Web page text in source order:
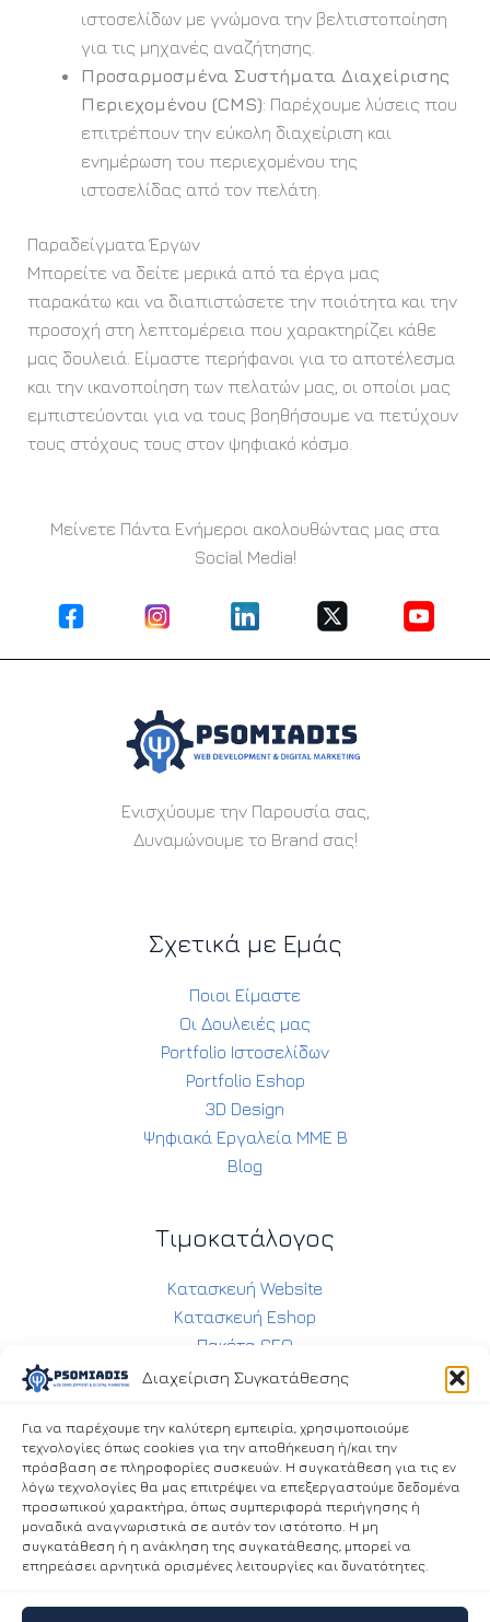
Διαχείριση Συγκατάθεσης
Για να παρέχουμε την καλύτερη εμπειρία, χρησιμοποιούμε
τεχνολογίες όπως cookies για την αποθήκευση ή/και την
πρόσβαση σε πληροφορίες συσκευών. Η συγκατάθεση για τις εν
λόγω τεχνολογίες θα μας επιτρέψει να επεξεργαστούμε δεδομένα
προσωπικού χαρακτήρα, όπως συμπεριφορά περιήγησης ή
μοναδικά αναγνωριστικά σε αυτόν τον ιστότοπο. Η μη
συγκατάθεση ή η ανάκληση της συγκατάθεσης, μπορεί να
επηρεάσει αρνητικά ορισμένες λειτουργίες και δυνατότητες.
ιστοσελίδων με γνώμονα την βελτιστοποίηση
για τις μηχανές αναζήτησης.
Προσαρμοσμένα Συστήματα Διαχείρισης
Περιεχομένου (CMS): Παρέχουμε λύσεις που
επιτρέπουν την εύκολη διαχείριση και
ενημέρωση του περιεχομένου της
ιστοσελίδας από τον πελάτη.
Παραδείγματα Έργων
Μπορείτε να δείτε μερικά από τα έργα μας
παρακάτω και να διαπιστώσετε την ποιότητα και την
προσοχή στη λεπτομέρεια που χαρακτηρίζει κάθε
μας δουλειά. Είμαστε περήφανοι για το αποτέλεσμα
και την ικανοποίηση των πελατών μας, οι οποίοι μας
εμπιστεύονται για να τους βοηθήσουμε να πετύχουν
τους στόχους τους στον ψηφιακό κόσμο.
Μείνετε Πάντα Ενήμεροι ακολουθώντας μας στα
Social Media!
Ενισχύουμε την Παρουσία σας,
Δυναμώνουμε το Brand σας!
Σχετικά με Εμάς
Ποιοι Είμαστε
Οι Δουλειές μας
Portfolio Ιστοσελίδων
Portfolio Eshop
3D Design
Ψηφιακά Εργαλεία ΜΜΕ Β
Blog
Τιμοκατάλογος
Κατασκευή Website
Κατασκευή Eshop
Πακέτα SEO
Συντήρηση Ιστοσελίδας
Social Media Management
Επικοινωνία
6938283360
Πολιτική Απορρήτου